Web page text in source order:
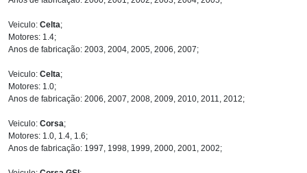
Veiculo: Celta;
Motores: 1.4;
Anos de fabricação: 2003, 2004, 2005, 2006, 2007;
Veiculo: Celta;
Motores: 1.0;
Anos de fabricação: 2006, 2007, 2008, 2009, 2010, 2011, 2012;
Veiculo: Corsa;
Motores: 1.0, 1.4, 1.6;
Anos de fabricação: 1997, 1998, 1999, 2000, 2001, 2002;